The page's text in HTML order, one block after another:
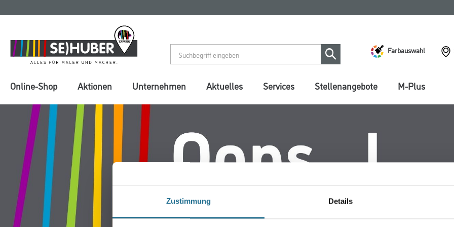
Zustimmung Details
springen
springen
Farbauswahl
Online-Shop Aktionen Unternehmen Aktuelles Services Stellenangebote M-Plus